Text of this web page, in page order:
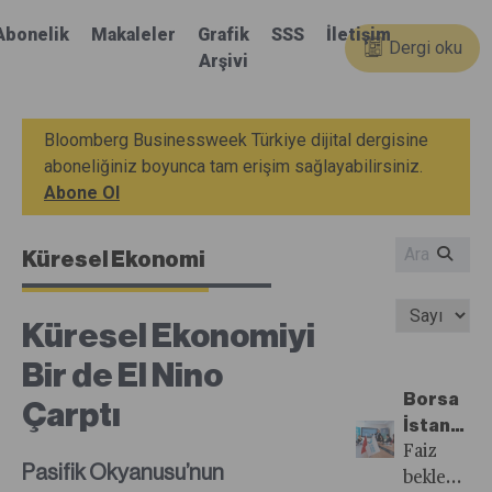
Makaleler
Grafik
Arşivi
SSS İletişim
Dergi oku
Bloomberg Businessweek Türkiye dijital dergisine
aboneliğiniz boyunca tam erişim sağlayabilirsiniz.
Abone Ol
Küresel Ekonomi
Küresel Ekonomiyi
Bir de El Nino
Çarptı
Pasifik Okyanusu’nun
Borsa
İlk
Yarının
Faiz